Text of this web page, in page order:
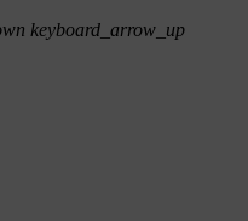
keyboard_arrow_up